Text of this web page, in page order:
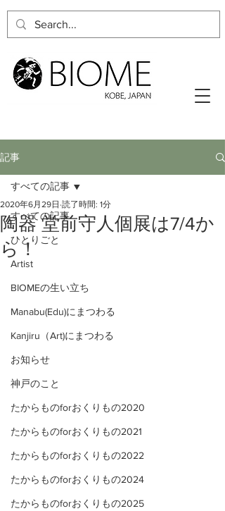
記事
すべての記事
ひとりごと
Artist
BIOMEの生い立ち
Manabu(Edu)にまつわる
Kanjiru（Art)にまつわる
お知らせ
神戸のこと
たからものforおくりもの2020
たからものforおくりもの2021
たからものforおくりもの2022
たからものforおくりもの2024
たからものforおくりもの2025
すべての記事
陶器 堂前守人個展は7/4か
ら！
2020年6月29日 読了時間: 1分